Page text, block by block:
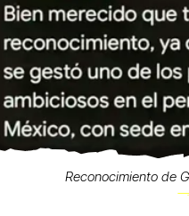
Reconocimiento de